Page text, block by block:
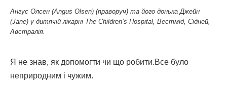
Ангус Олсен (Angus Olsen) (праворуч) та його донька Джейн
(Jane) у дитячій лікарні The Children’s Hospital, Вестмід, Сідней,
Австралія.
Я не знав, як допомогти чи що робити.Все було
неприродним і чужим.